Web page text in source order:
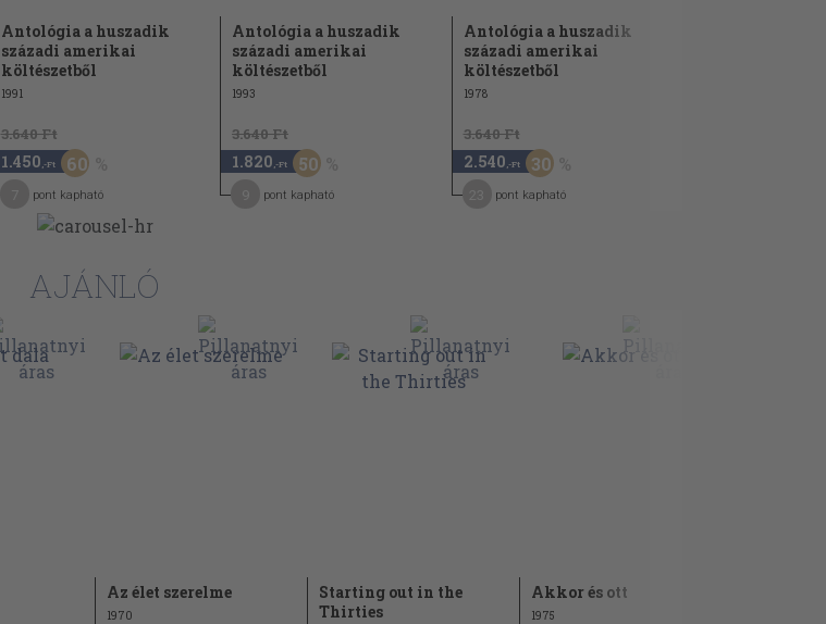
Antológia a huszadik
századi amerikai
költészetből
1991
3.640 Ft
1.450 ,-Ft 60
pont kapható
Antológia a huszadik
századi amerikai
költészetből
1993
3.640 Ft
1.820 ,-Ft 50
pont kapható
Antológia a huszadik
századi amerikai
költészetből
1978
3.640 Ft
2.540 ,-Ft 30
pont kapható
AJÁNLÓ
Az élet szerelme
1970
Starting out in the
Thirties
Akkor és ott
1975